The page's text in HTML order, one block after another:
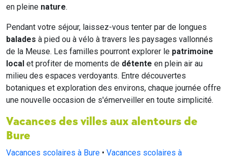
en pleine nature.
Pendant votre séjour, laissez-vous tenter par de longues
balades à pied ou à vélo à travers les paysages vallonnés
de la Meuse. Les familles pourront explorer le patrimoine
local et profiter de moments de détente en plein air au
milieu des espaces verdoyants. Entre découvertes
botaniques et exploration des environs, chaque journée offre
une nouvelle occasion de s'émerveiller en toute simplicité.
Vacances des villes aux alentours de
Bure
Vacances scolaires à Bure • Vacances scolaires à